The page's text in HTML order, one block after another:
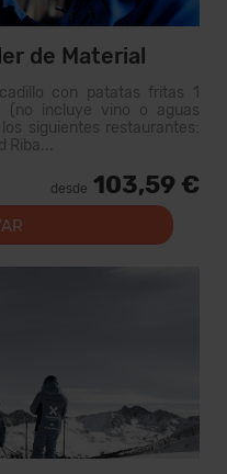
de Material
con patatas fritas 1
(no incluye vino o aguas
siguientes restaurantes:
Riba...
desde 103,59 €